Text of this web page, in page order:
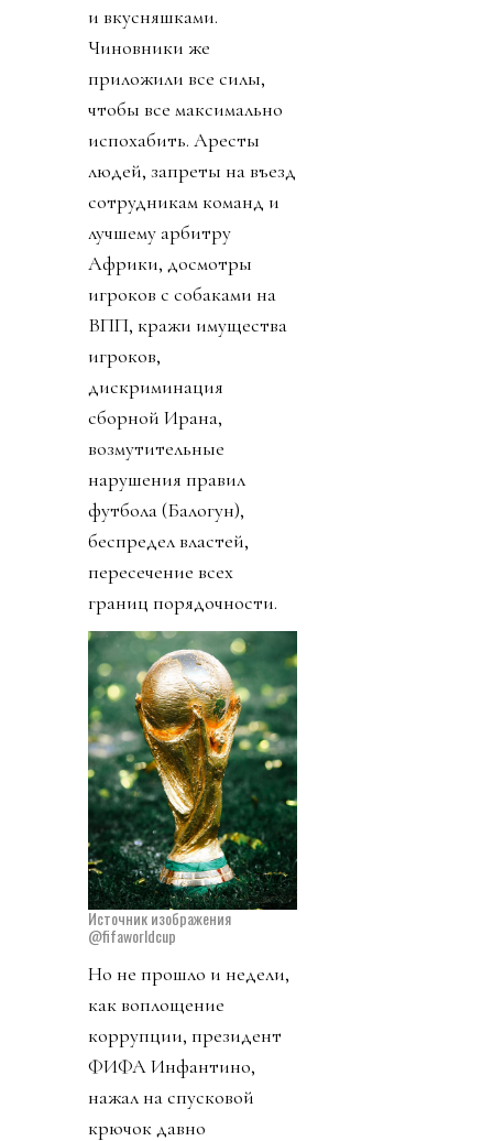
и вкусняшками.
Чиновники же
приложили все силы,
чтобы все максимально
испохабить. Аресты
людей, запреты на въезд
сотрудникам команд и
лучшему арбитру
Африки, досмотры
игроков с собаками на
ВПП, кражи имущества
игроков,
дискриминация
сборной Ирана,
возмутительные
нарушения правил
футбола (Балогун),
беспредел властей,
пересечение всех
границ порядочности.
Источник изображения
@fifaworldcup
Но не прошло и недели,
как воплощение
коррупции, президент
ФИФА Инфантино,
нажал на спусковой
крючок давно